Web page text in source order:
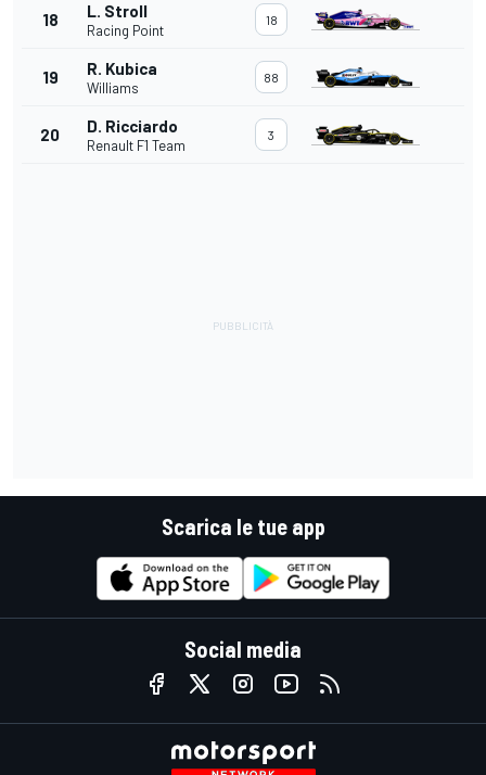
18 L. Stroll
Racing Point
18
19 R. Kubica
Williams
88
20 D. Ricciardo
Renault F1 Team
3
Scarica le tue app
Social media